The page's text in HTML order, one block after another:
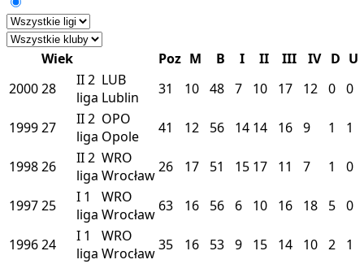
Wiek Poz M B I II III IV D U
200028 II2
liga
LUB
Lublin
31 10 48 7 10 17 12 0 0
199927 II2
liga
OPO
Opole
41 12 56 14 14 16 9 1 1
199826 II2
liga
WRO
Wrocław26 17 51 15 17 11 7 1 0
199725 I 1
liga
WRO
Wrocław 63 16 56 6 10 16 18 5 0
199624 I 1
liga
WRO
Wrocław35 16 53 9 15 14 10 2 1